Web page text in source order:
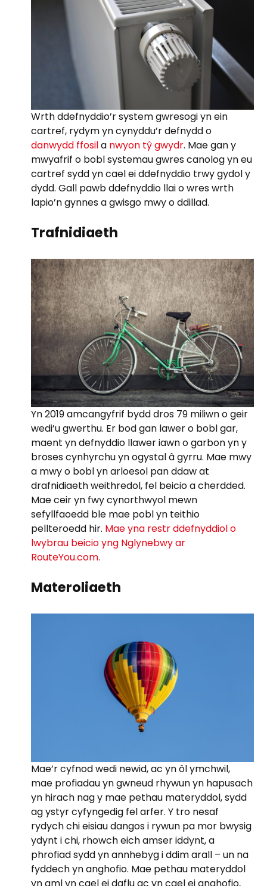
Wrth ddefnyddio’r system gwresogi yn ein
cartref, rydym yn cynyddu’r defnydd o
danwydd ffosila nwyon tŷ gwydr. Mae gan y
mwyafrif o bobl systemau gwres canolog yn eu
cartref sydd yn cael ei ddefnyddio trwy gydol y
dydd. Gall pawb ddefnyddio llai o wres wrth
lapio’n gynnes a gwisgo mwy o ddillad.
Trafnidiaeth
Yn 2019 amcangyfrif bydd dros 79 miliwn o geir
wedi’u gwerthu. Er bod gan lawer o bobl gar,
maent yn defnyddio llawer iawn o garbon yn y
broses cynhyrchu yn ogystal â gyrru. Mae mwy
a mwy o bobl yn arloesol pan ddaw at
drafnidiaeth weithredol, fel beicio a cherdded.
Mae ceir yn fwy cynorthwyol mewn
sefyllfaoedd ble mae pobl yn teithio
pellteroedd hir. Mae yna restr ddefnyddiol o
lwybrau beicio yng Nglynebwy ar
RouteYou.com.
Materoliaeth
Mae’r cyfnod wedi newid, ac yn ôl ymchwil,
mae profiadau yn gwneud rhywun yn hapusach
yn hirach nag y mae pethau materyddol, sydd
ag ystyr cyfyngedig fel arfer. Y tro nesaf
rydych chi eisiau dangos i rywun pa mor bwysig
ydynt i chi, rhowch eich amser iddynt, a
phrofiad sydd yn annhebyg i ddim arall – un na
fyddech yn anghofio. Mae pethau materyddol